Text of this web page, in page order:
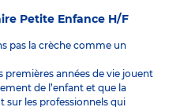
Petite Enfance H/F
pas la crèche comme un
premières années de vie jouent
de l’enfant et que la
sur les professionnels qui